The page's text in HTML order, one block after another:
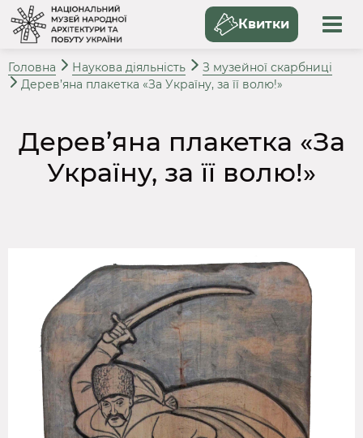
Квитки
Головна Наукова діяльність
З музейної скарбниці
Дерев’яна плакетка «За Україну, за її волю!»
Дерев’яна плакетка «За
Україну, за її волю!»